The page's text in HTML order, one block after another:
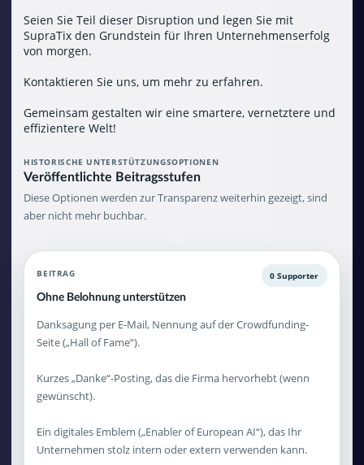
Seien Sie Teil dieser Disruption und legen Sie mit
SupraTix den Grundstein für Ihren Unternehmenserfolg
von morgen.
Kontaktieren Sie uns, um mehr zu erfahren.
Gemeinsam gestalten wir eine smartere, vernetztere und
effizientere Welt!
HISTORISCHE UNTERSTÜTZUNGSOPTIONEN
Veröffentlichte Beitragsstufen
Diese Optionen werden zur Transparenz weiterhin gezeigt, sind
aber nicht mehr buchbar.
BEITRAG
Ohne Belohnung unterstützen
0 Supporter
Danksagung per E-Mail, Nennung auf der Crowdfunding-
Seite („Hall of Fame“).
Kurzes „Danke“-Posting, das die Firma hervorhebt (wenn
gewünscht).
Ein digitales Emblem („Enabler of European AI“), das Ihr
Unternehmen stolz intern oder extern verwenden kann.